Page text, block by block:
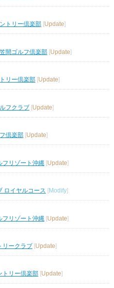
トリー倶楽部 Update
間ゴルフ倶楽部 [Update]
リー倶楽部 Update
フクラブ [Update]
倶楽部 Update
フリゾート沖縄 [Update]
ロイヤルコース [Modify]
フリゾート沖縄 [Update]
リークラブ [Update]
トリー倶楽部 Update